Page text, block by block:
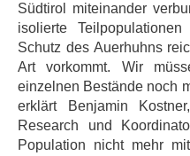
Südtirol miteinander
isolierte
Schutz des Auerhuhns
Art vorkommt. Wir
einzelnen Bestände noch
erklärt Benjamin
Research und
Population nicht mehr